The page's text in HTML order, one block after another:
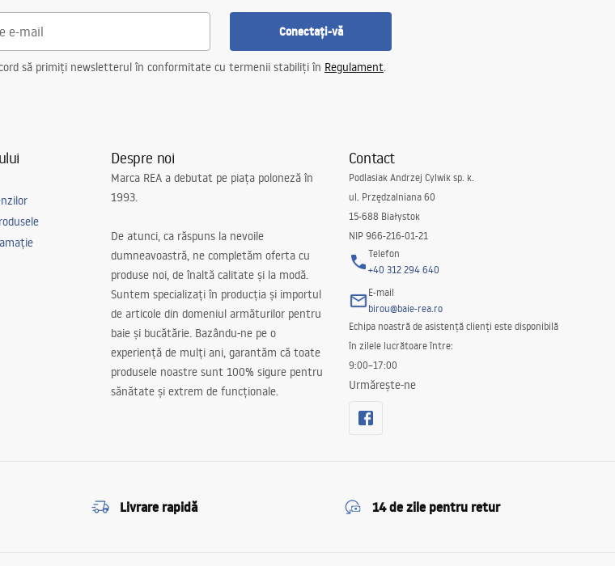
Conectați-vă
să primiți newsletterul în conformitate cu termenii stabiliți în Regulament.
Despre noi
Marca REA a debutat pe piața poloneză în
1993.
De atunci, ca răspuns la nevoile
dumneavoastră, ne completăm oferta cu
produse noi, de înaltă calitate și la modă.
Suntem specializați în producția și importul
de articole din domeniul armăturilor pentru
baie și bucătărie. Bazându-ne pe o
experiență de mulți ani, garantăm că toate
produsele noastre sunt 100% sigure pentru
sănătate și extrem de funcționale.
Contact
Podlasiak Andrzej Cylwik sp. k.
ul. Przędzalniana 60
15-688 Białystok
NIP 966-216-01-21
Telefon
+40 312 294 640
E-mail
birou@baie-rea.ro
Echipa noastră de asistență clienți este disponibilă
în zilele lucrătoare între:
9:00–17:00
Urmărește-ne
Livrare rapidă 14 de zile pentru retur